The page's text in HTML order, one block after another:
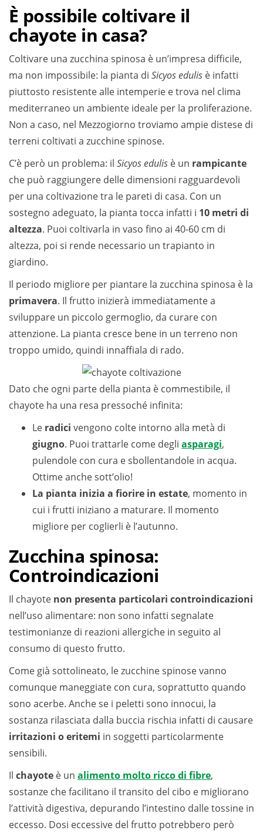
È possibile coltivare il
chayote in casa?
Coltivare una zucchina spinosa è un’impresa difficile,
ma non impossibile: la pianta di Sicyos edulis è infatti
piuttosto resistente alle intemperie e trova nel clima
mediterraneo un ambiente ideale per la proliferazione.
Non a caso, nel Mezzogiorno troviamo ampie distese di
terreni coltivati a zucchine spinose.
C’è però un problema: il Sicyos edulis è un rampicante
che può raggiungere delle dimensioni ragguardevoli
per una coltivazione tra le pareti di casa. Con un
sostegno adeguato, la pianta tocca infatti i 10 metri di
altezza. Puoi coltivarla in vaso fino ai 40-60 cm di
altezza, poi si rende necessario un trapianto in
giardino.
Il periodo migliore per piantare la zucchina spinosa è la
primavera. Il frutto inizierà immediatamente a
sviluppare un piccolo germoglio, da curare con
attenzione. La pianta cresce bene in un terreno non
troppo umido, quindi innaffiala di rado.
Dato che ogni parte della pianta è commestibile, il
chayote ha una resa pressoché infinita:
Le radici vengono colte intorno alla metà di
giugno. Puoi trattarle come degli asparagi,
pulendole con cura e sbollentandole in acqua.
Ottime anche sott’olio!
La pianta inizia a fiorire in estate, momento in
cui i frutti iniziano a maturare. Il momento
migliore per coglierli è l’autunno.
Zucchina spinosa:
Controindicazioni
Il chayote non presenta particolari controindicazioni
nell’uso alimentare: non sono infatti segnalate
testimonianze di reazioni allergiche in seguito al
consumo di questo frutto.
Come già sottolineato, le zucchine spinose vanno
comunque maneggiate con cura, soprattutto quando
sono acerbe. Anche se i peletti sono innocui, la
sostanza rilasciata dalla buccia rischia infatti di causare
irritazioni o eritemi in soggetti particolarmente
sensibili.
Il chayote è un alimento molto ricco di fibre,
sostanze che facilitano il transito del cibo e migliorano
l’attività digestiva, depurando l’intestino dalle tossine in
eccesso. Dosi eccessive del frutto potrebbero però